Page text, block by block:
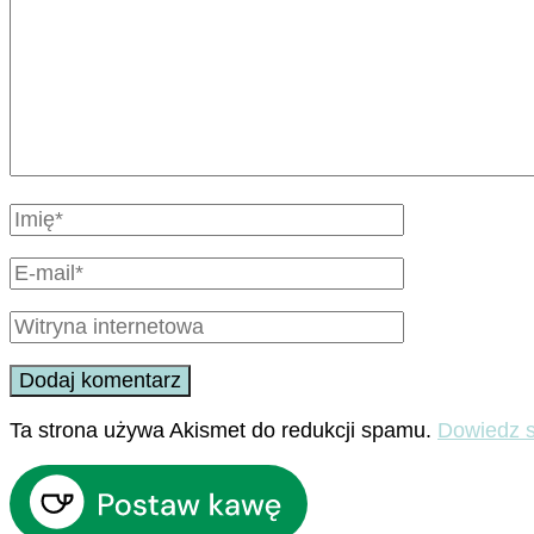
Ta strona używa Akismet do redukcji spamu. Dowiedz